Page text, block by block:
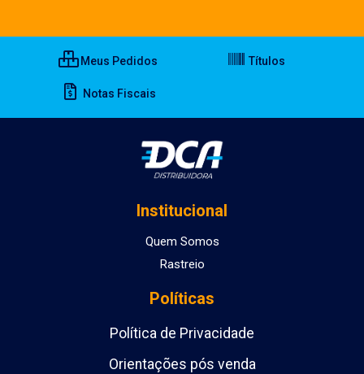
Meus Pedidos Títulos
Notas Fiscais
Institucional
Quem Somos
Rastreio
Políticas
Política de Privacidade
Orientações pós venda